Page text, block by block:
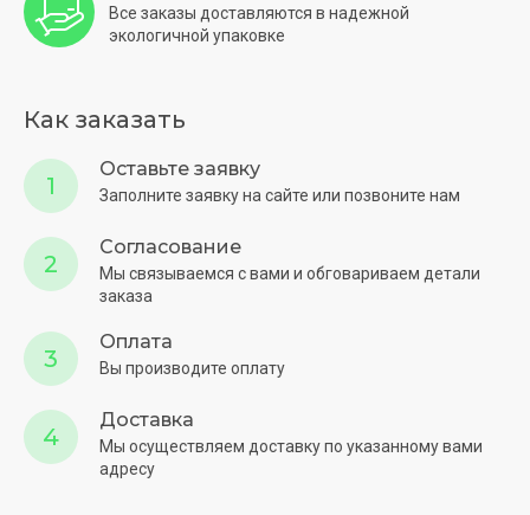
Все заказы доставляются в надежной
экологичной упаковке
Как заказать
1
Оставьте заявку
Заполните заявку на сайте или позвоните нам
2
Согласование
Мы связываемся с вами и обговариваем детали
заказа
3
Оплата
Вы производите оплату
4
Доставка
Мы осуществляем доставку по указанному вами
адресу